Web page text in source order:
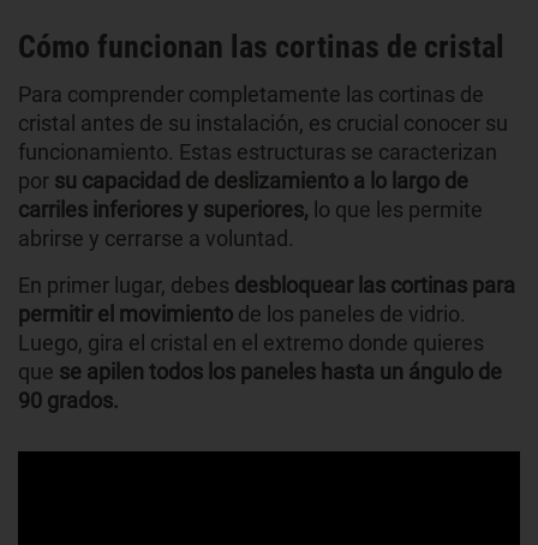
Cómo funcionan las cortinas de cristal
Para comprender completamente las cortinas de
cristal antes de su instalación, es crucial conocer su
funcionamiento. Estas estructuras se caracterizan
por su capacidad de deslizamiento a lo largo de
carriles inferiores y superiores, lo que les permite
abrirse y cerrarse a voluntad.
En primer lugar, debes desbloquear las cortinas para
permitir el movimiento de los paneles de vidrio.
Luego, gira el cristal en el extremo donde quieres
que se apilen todos los paneles hasta un ángulo de
90 grados.